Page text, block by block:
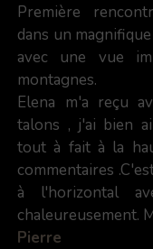
Première
dans un
avec une vue
montagnes.
Elena m'a reçu
talons , j'ai bien
tout à fait à la
commentaires
à l'horizontal
chaleureusement.
Pierre